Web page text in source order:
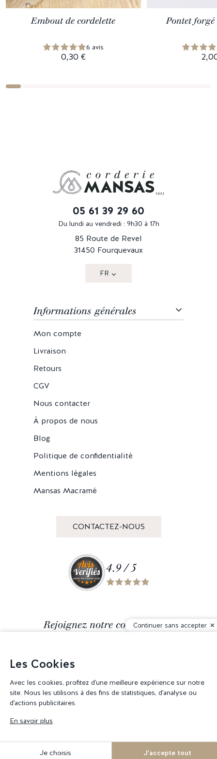
Embout de cordelette
6 avis
0,30 €
Pontet
05 61 39 29 60
Du lundi au vendredi : 9h30 à 17h
85 Route de Revel
31450 Fourquevaux
FR
Informations générales
Mon compte
Livraison
Retours
CGV
Nous contacter
À propos de nous
Blog
Politique de confidentialité
Mentions légales
Mansas Macramé
CONTACTEZ-NOUS
4.9 / 5
Rejoignez notre communauté
© 2026 Corderie Mansas - Agence web Creabilis Gestion des cookies
Continuer sans accepter
Les Cookies
Avec les cookies, profitez d'une meilleure expérience sur notre
site. Nous les utilisons à des fins de statistiques, d'analyse ou
d'actions publicitaires.
En savoir plus
Je choisis J'accepte tout